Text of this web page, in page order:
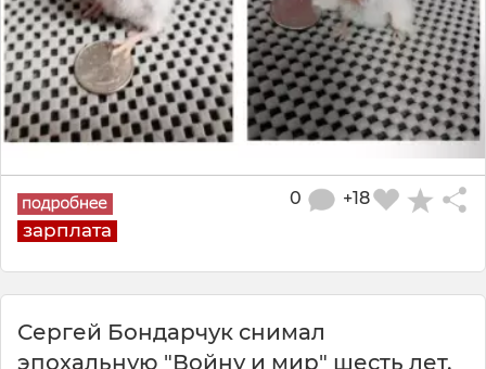
зарплата
+18
0
Сергей Бондарчук снимал
эпохальную "Войну и мир" шесть лет.